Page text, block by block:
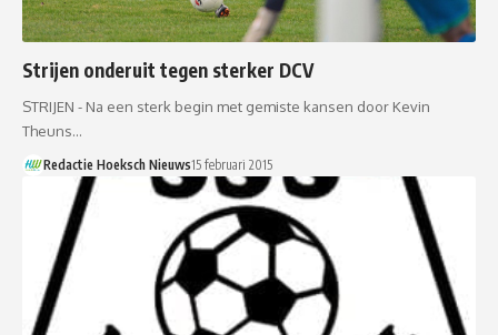
Strijen onderuit tegen sterker DCV
STRIJEN - Na een sterk begin met gemiste kansen door Kevin
Theuns…
Redactie Hoeksch Nieuws15 februari 2015